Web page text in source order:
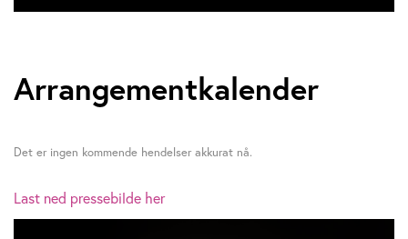
Arrangementkalender
Det er ingen kommende hendelser akkurat nå.
Last ned pressebilde her